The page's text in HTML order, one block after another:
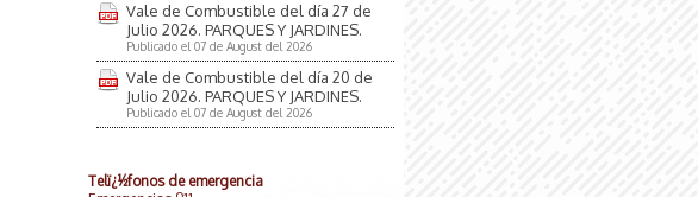
Vale de Combustible del día 27 de
Julio 2026. PARQUES Y JARDINES.
Publicado el 07 de August del 2026
Vale de Combustible del día 20 de
Julio 2026. PARQUES Y JARDINES.
Publicado el 07 de August del 2026
Telï¿½fonos de emergencia